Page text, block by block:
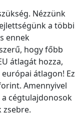
Nézzünk
a többi
ennek
hogy főbb
átlagát hozza,
átlagon! Ez
Amennyivel
cégtulajdonosok
zsebre.